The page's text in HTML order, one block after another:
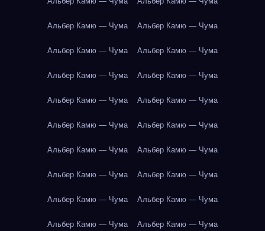
Альбер Камю — Чума Альбер Камю — Чума
Альбер Камю — Чума Альбер Камю — Чума
Альбер Камю — Чума Альбер Камю — Чума
Альбер Камю — Чума Альбер Камю — Чума
Альбер Камю — Чума Альбер Камю — Чума
Альбер Камю — Чума Альбер Камю — Чума
Альбер Камю — Чума Альбер Камю — Чума
Альбер Камю — Чума Альбер Камю — Чума
Альбер Камю — Чума Альбер Камю — Чума